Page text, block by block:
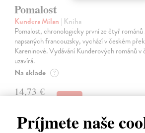
Príjmete naše
Pomalost
Kundera Milan | Kniha
Pomalost, chronologicky první ze čtyř
napsaných francouzsky, vychází v českém
Kareninové. Vydávání Kunderových románů v
uzavírá.
Na sklade ?
14,73 €